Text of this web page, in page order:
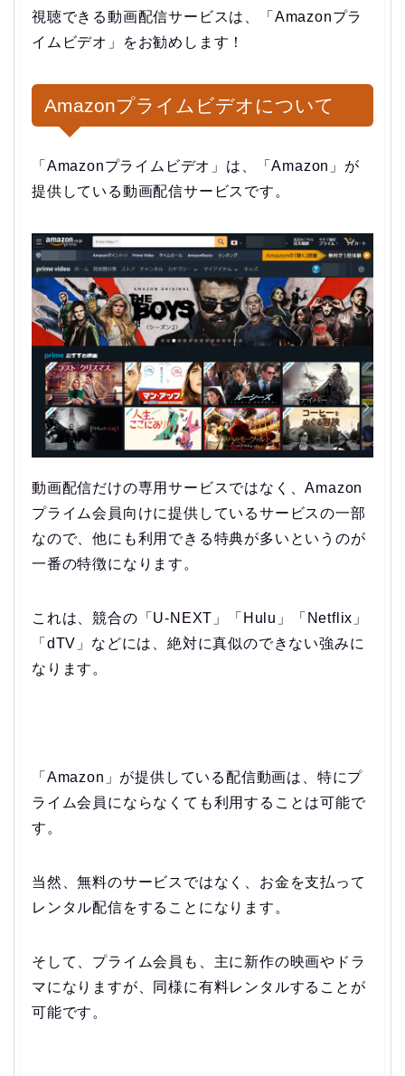
視聴できる動画配信サービスは、「Amazonプラ
イムビデオ」をお勧めします！
Amazonプライムビデオについて
「Amazonプライムビデオ」は、「Amazon」が
提供している動画配信サービスです。
動画配信だけの専用サービスではなく、Amazon
プライム会員向けに提供しているサービスの一部
なので、他にも利用できる特典が多いというのが
一番の特徴になります。
これは、競合の「U-NEXT」「Hulu」「Netflix」
「dTV」などには、絶対に真似のできない強みに
なります。
「Amazon」が提供している配信動画は、特にプ
ライム会員にならなくても利用することは可能で
す。
当然、無料のサービスではなく、お金を支払って
レンタル配信をすることになります。
そして、プライム会員も、主に新作の映画やドラ
マになりますが、同様に有料レンタルすることが
可能です。